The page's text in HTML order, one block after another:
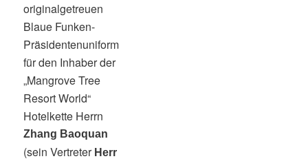
originalgetreuen
Blaue Funken-
Präsidentenuniform
für den Inhaber der
„Mangrove Tree
Resort World“
Hotelkette Herrn
Zhang Baoquan
(sein Vertreter Herr